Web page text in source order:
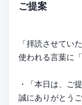
ご提案
「拝読させてい
使われる言葉に
・「本日は、ご
誠にありがとう